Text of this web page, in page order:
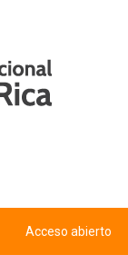
Acceso abierto